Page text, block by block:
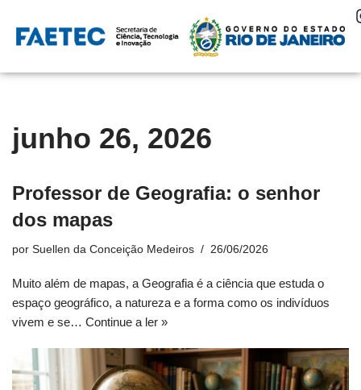
Pular
junho 26, 2026
Professor de Geografia: o senhor
dos mapas
por Suellen da Conceição Medeiros 26/06/2026
Muito além de mapas, a Geografia é a ciência que estuda o
espaço geográfico, a natureza e a forma como os indivíduos
vivem e se… Continue a ler »